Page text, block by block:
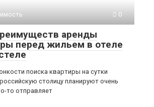
0
аренды
перед жильем в отеле
поиска квартиры на сутки
столицу планируют очень
то отправляет